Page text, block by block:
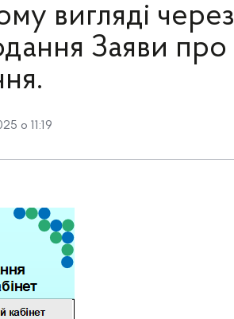
вигляді через
Заяви про
о 11:19